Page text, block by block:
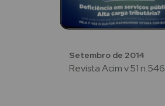
Setembro de 2014
Revista Acim v.51 n.546